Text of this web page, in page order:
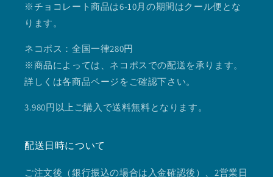
※チョコレート商品は6-10月の期間はクール便とな
ります。
ネコポス：全国一律280円
※商品によっては、ネコポスでの配送を承ります。
詳しくは各商品ページをご確認下さい。
3.980円以上ご購入で送料無料となります。
配送日時について
ご注文後（銀行振込の場合は入金確認後）、2営業日